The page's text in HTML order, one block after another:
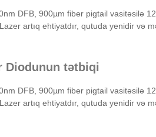
DFB, 900µm fiber pigtail vasitəsilə
artıq ehtiyatdır, qutuda yenidir və
Diodunun tətbiqi
DFB, 900µm fiber pigtail vasitəsilə
artıq ehtiyatdır, qutuda yenidir və